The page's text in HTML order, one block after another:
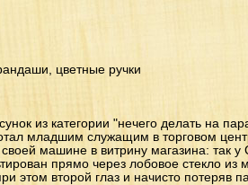
цветные ручки
из категории "нечего делать на
младшим служащим в торговом
машине в витрину магазина: так
прямо через лобовое стекло
этом второй глаз и начисто потеряв